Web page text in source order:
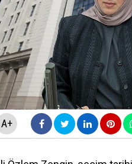
skandal...
taşındı... Altın fiyatları
teklifinde" neler yer
görüntüleri
A+